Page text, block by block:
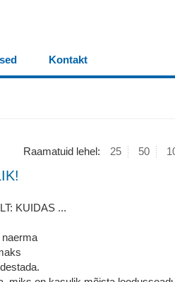
Kontakt
Raamatuid lehel: 25 50
KUIDAS ...
naerma